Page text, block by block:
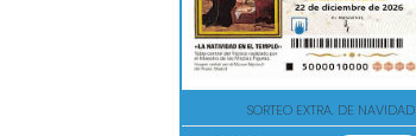
SORTEO EXTRA. DE NAVIDAD